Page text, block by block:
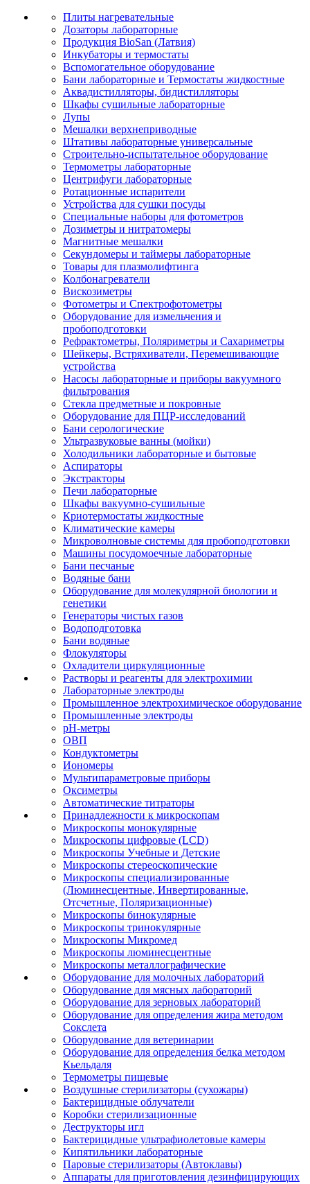
Плиты нагревательные
Дозаторы лабораторные
Продукция BioSan (Латвия)
Инкубаторы и термостаты
Вспомогательное оборудование
Бани лабораторные и Термостаты жидкостные
Аквадистилляторы, бидистилляторы
Шкафы сушильные лабораторные
Лупы
Мешалки верхнеприводные
Штативы лабораторные универсальные
Строительно-испытательное оборудование
Термометры лабораторные
Центрифуги лабораторные
Ротационные испарители
Устройства для сушки посуды
Специальные наборы для фотометров
Дозиметры и нитратомеры
Магнитные мешалки
Секундомеры и таймеры лабораторные
Товары для плазмолифтинга
Колбонагреватели
Вискозиметры
Фотометры и Спектрофотометры
Оборудование для измельчения и
пробоподготовки
Рефрактометры, Поляриметры и Сахариметры
Шейкеры, Встряхиватели, Перемешивающие
устройства
Насосы лабораторные и приборы вакуумного
фильтрования
Стекла предметные и покровные
Оборудование для ПЦР-исследований
Бани серологические
Ультразвуковые ванны (мойки)
Холодильники лабораторные и бытовые
Аспираторы
Экстракторы
Печи лабораторные
Шкафы вакуумно-сушильные
Криотермостаты жидкостные
Климатические камеры
Микроволновые системы для пробоподготовки
Машины посудомоечные лабораторные
Бани песчаные
Водяные бани
Оборудование для молекулярной биологии и
генетики
Генераторы чистых газов
Водоподготовка
Бани водяные
Флокуляторы
Охладители циркуляционные
Растворы и реагенты для электрохимии
Лабораторные электроды
Промышленное электрохимическое оборудование
Промышленные электроды
pH-метры
ОВП
Кондуктометры
Иономеры
Мультипараметровые приборы
Оксиметры
Автоматические титраторы
Принадлежности к микроскопам
Микроскопы монокулярные
Микроскопы цифровые (LCD)
Микроскопы Учебные и Детские
Микроскопы стереоскопические
Микроскопы специализированные
(Люминесцентные, Инвертированные,
Отсчетные, Поляризационные)
Микроскопы бинокулярные
Микроскопы тринокулярные
Микроскопы Микромед
Микроскопы люминесцентные
Микроскопы металлографические
Оборудование для молочных лабораторий
Оборудование для мясных лабораторий
Оборудование для зерновых лабораторий
Оборудование для определения жира методом
Сокслета
Оборудование для ветеринарии
Оборудование для определения белка методом
Кьельдаля
Термометры пищевые
Воздушные стерилизаторы (сухожары)
Бактерицидные облучатели
Коробки стерилизационные
Деструкторы игл
Бактерицидные ультрафиолетовые камеры
Кипятильники лабораторные
Паровые стерилизаторы (Автоклавы)
Аппараты для приготовления дезинфицирующих